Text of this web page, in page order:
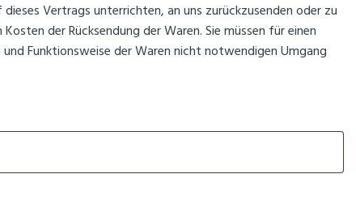
Vertrags unterrichten, an uns zurückzusenden oder zu
der Rücksendung der Waren. Sie müssen für einen
Funktionsweise der Waren nicht notwendigen Umgang